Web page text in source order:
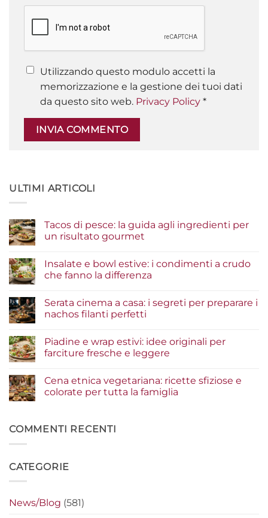
Utilizzando questo modulo accetti la
memorizzazione e la gestione dei tuoi dati
da questo sito web. Privacy Policy *
ULTIMI ARTICOLI
Tacos di pesce: la guida agli ingredienti per
un risultato gourmet
su
Tacos
di
guida
agli
ingredienti
risultato
gourmet
Insalate e bowl estive: i condimenti a crudo
che fanno la differenza
su
Insalate
e
condimenti
a
fanno
la
differenza
Serata cinema a casa: i segreti per preparare i
nachos filanti perfetti
su
Serata
cinema
i
segreti
per
filanti
perfetti
Piadine e wrap estivi: idee originali per
farciture fresche e leggere
su
Piadine
e
originali
per
leggere
Cena etnica vegetariana: ricette sfiziose e
colorate per tutta la famiglia
Cena
etnica
e
la
famiglia
COMMENTI RECENTI
CATEGORIE
News/Blog (581)